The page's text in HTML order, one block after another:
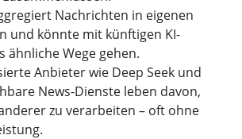
Nachrichten in eigenen
und könnte mit künftigen KI-
ähnliche Wege gehen.
Anbieter wie Deep Seek und
News-Dienste leben davon,
zu verarbeiten – oft ohne